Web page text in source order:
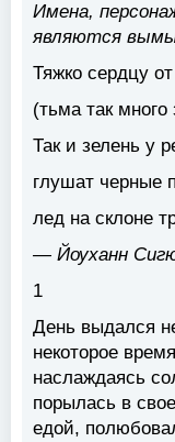
Имена,
являются
Тяжко сердцу от
(тьма так много
Так и зелень у
глушат черные
лед на склоне
— Йоуханн
1
День выдался
некоторое
наслаждаясь
порылась в
едой,